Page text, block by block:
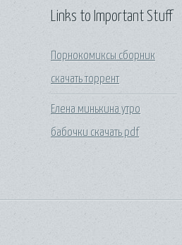
Links to Important Stuff
Порнокомиксы сборник
скачать торрент
Елена минькина утро
бабочки скачать pdf